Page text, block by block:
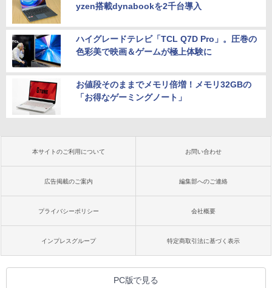
yzen搭載dynabookを2千台導入
ハイグレードテレビ「TCL Q7D Pro」。圧巻の
色彩美で映画＆ゲームが極上体験に
お値段そのままでメモリ倍増！メモリ32GBの
「お得なゲーミングノート」
本サイトのご利用について お問い合わせ
広告掲載のご案内 編集部へのご連絡
プライバシーポリシー 会社概要
インプレスグループ 特定商取引法に基づく表示
PC版で見る